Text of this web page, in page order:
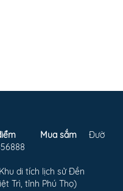
Mua sắm
Đườ
di tích lịch sử Đền
Trì, tỉnh Phú Thọ)